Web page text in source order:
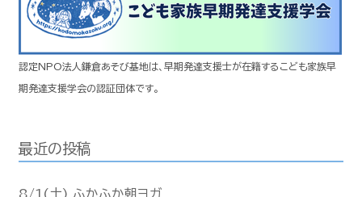
認定NPO法人鎌倉あそび基地は、早期発達支援士が在籍するこども家族早
期発達支援学会の認証団体です。
最近の投稿
8/1(土) ふかふか朝ヨガ